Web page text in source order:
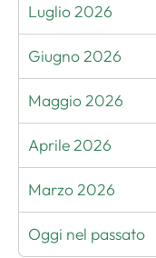
Luglio 2026
Giugno 2026
Maggio 2026
Aprile 2026
Marzo 2026
Oggi nel passato